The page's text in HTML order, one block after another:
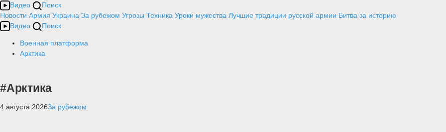
Видео
Поиск
Новости Армия Украина За рубежом Угрозы Техника Уроки мужества Лучшие традиции русской армии Битва за историю
Видео
Поиск
Военная платформа
Арктика
#Арктика
4 августа 2026За рубежом